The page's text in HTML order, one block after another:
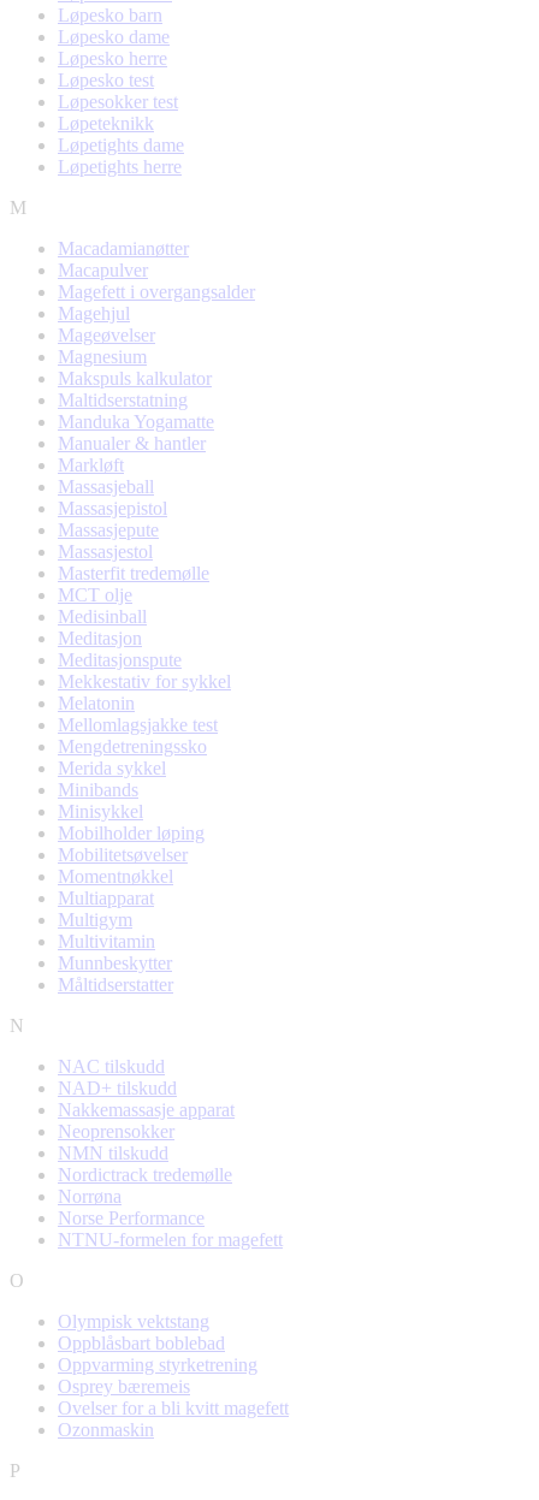
Løpesko barn
Løpesko dame
Løpesko herre
Løpesko test
Løpesokker test
Løpeteknikk
Løpetights dame
Løpetights herre
M
Macadamianøtter
Macapulver
Magefett i overgangsalder
Magehjul
Mageøvelser
Magnesium
Makspuls kalkulator
Maltidserstatning
Manduka Yogamatte
Manualer & hantler
Markløft
Massasjeball
Massasjepistol
Massasjepute
Massasjestol
Masterfit tredemølle
MCT olje
Medisinball
Meditasjon
Meditasjonspute
Mekkestativ for sykkel
Melatonin
Mellomlagsjakke test
Mengdetreningssko
Merida sykkel
Minibands
Minisykkel
Mobilholder løping
Mobilitetsøvelser
Momentnøkkel
Multiapparat
Multigym
Multivitamin
Munnbeskytter
Måltidserstatter
N
NAC tilskudd
NAD+ tilskudd
Nakkemassasje apparat
Neoprensokker
NMN tilskudd
Nordictrack tredemølle
Norrøna
Norse Performance
NTNU-formelen for magefett
O
Olympisk vektstang
Oppblåsbart boblebad
Oppvarming styrketrening
Osprey bæremeis
Ovelser for a bli kvitt magefett
Ozonmaskin
P